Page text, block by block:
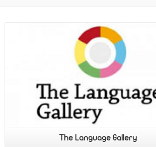
Portfolio المعاهد
The Language Gallery